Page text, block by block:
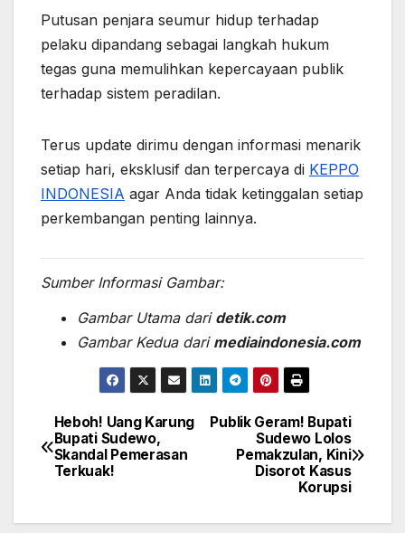
Putusan penjara seumur hidup terhadap
pelaku dipandang sebagai langkah hukum
tegas guna memulihkan kepercayaan publik
terhadap sistem peradilan.
Terus update dirimu dengan informasi menarik
setiap hari, eksklusif dan terpercaya di KEPPO
INDONESIA agar Anda tidak ketinggalan setiap
perkembangan penting lainnya.
Sumber Informasi Gambar:
Gambar Utama dari detik.com
Gambar Kedua dari mediaindonesia.com
Post
navigation
Publik Geram! Bupati
Sudewo Lolos
Pemakzulan, Kini
Disorot Kasus
Korupsi
Heboh! Uang Karung
Bupati Sudewo,
Skandal Pemerasan
Terkuak!